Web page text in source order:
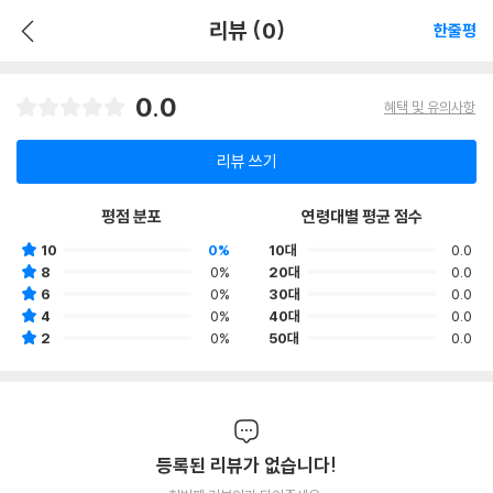
리뷰 (0) 한줄평
0.0 혜택 및 유의사항
리뷰 쓰기
평점 분포
10
0%
8
0%
6
0%
4
0%
2
0%
연령대별 평균 점수
10대
0.0
20대
0.0
30대
0.0
40대
0.0
50대
0.0
등록된 리뷰가 없습니다!